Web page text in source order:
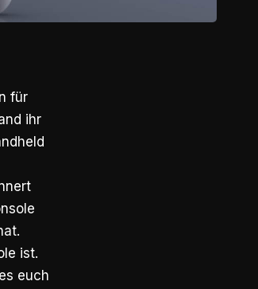
für
ihr
ist.
euch